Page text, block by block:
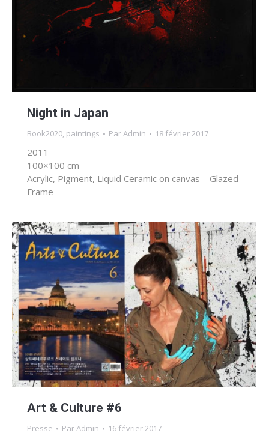
Night in Japan
Book2020, paintings ParAdmin 18 février 2017
2011
100×100 cm
Acrylic, Pigment, Liquid Ceramic on canvas – Glazed
Frame
Art & Culture #6
Presse ParAdmin 16 février 2017